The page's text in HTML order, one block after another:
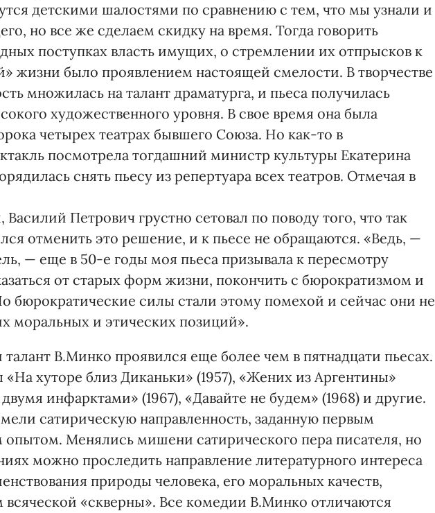
детскими шалостями по сравнению с тем, что мы узнали и
но все же сделаем скидку на время. Тогда говорить
поступках власть имущих, о стремлении их отпрысков к
жизни было проявлением настоящей смелости. В творчестве
множилась на талант драматурга, и пьеса получилась
художественного уровня. В свое время она была
четырех театрах бывшего Союза. Но как-то в
посмотрела тогдашний министр культуры Екатерина
снять пьесу из репертуара всех театров. Отмечая в
Петрович грустно сетовал по поводу того, что так
отменить это решение, и к пьесе не обращаются. «Ведь, —
— еще в 50-е годы моя пьеса призывала к пересмотру
от старых форм жизни, покончить с бюрократизмом и
бюрократические силы стали этому помехой и сейчас они не
моральных и этических позиций».
В.Минко проявился еще более чем в пятнадцати пьесах.
хуторе близ Диканьки» (1957), «Жених из Аргентины»
инфарктами» (1967), «Давайте не будем» (1968) и другие.
сатирическую направленность, заданную первым
опытом. Менялись мишени сатирического пера писателя, но
можно проследить направление литературного интереса
природы человека, его моральных качеств,
всяческой «скверны». Все комедии В.Минко отличаются